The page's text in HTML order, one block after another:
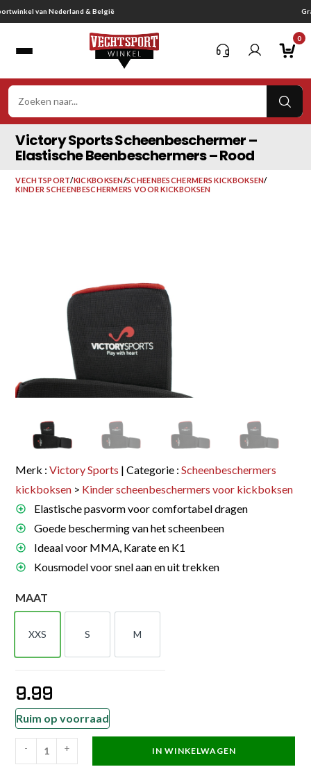
Ga
naar
Gratis verzending vanaf € 75,-
0
Victory Sports Scheenbeschermer –
Elastische Beenbeschermers – Rood
VECHTSPORT/KICKBOKSEN/SCHEENBESCHERMERS KICKBOKSEN/
KINDER SCHEENBESCHERMERS VOOR KICKBOKSEN
Merk :Victory Sports | Categorie :Scheenbeschermers
kickboksen > Kinder scheenbeschermers voor kickboksen
Elastische pasvorm voor comfortabel dragen
Goede bescherming van het scheenbeen
Ideaal voor MMA, Karate en K1
Kousmodel voor snel aan en uit trekken
MAAT
XXS S M
9.99
Ruim op voorraad
Victory
- + IN WINKELWAGEN